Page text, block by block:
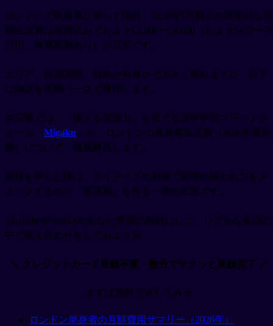
ロンドンで単身者が暮らす場合、2026年5月時点の現実的な月
額生活費は家賃込みでおよそ£2,800〜£4,000（およそ54万〜78
万円、為替変動あり）が目安です。
エリア、住居形態、自炊か外食かで大きく振れますが、以下
に内訳を実額ベースで整理します。
本記事では、「使える言語力」を育てる語学学習プラットフ
ォーム「 Migaku 」が、ロンドンの単身者生活費（2026年最新
版）について、徹底解説します。
基礎を学んだ後は、ネイティブの動画で実際の使われ方をチ
ェックするのが「英語脳」を作る一番の近道です。
YouTubeやNetflixをあなた専用の教材にして、リアルな会話の
中で答え合わせをしてみよう🚀
＼ クレジットカード登録不要・数分でサクッと登録完了 ／
まずは無料で試してみる
ロンドン単身者の月額費用サマリー（2026年）